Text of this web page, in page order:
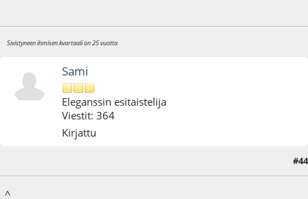
Sivistyneen ihmisen kvartaali on 25 vuotta
Sami
Eleganssin esitaistelija
Viestit: 364
Kirjattu
#44
^